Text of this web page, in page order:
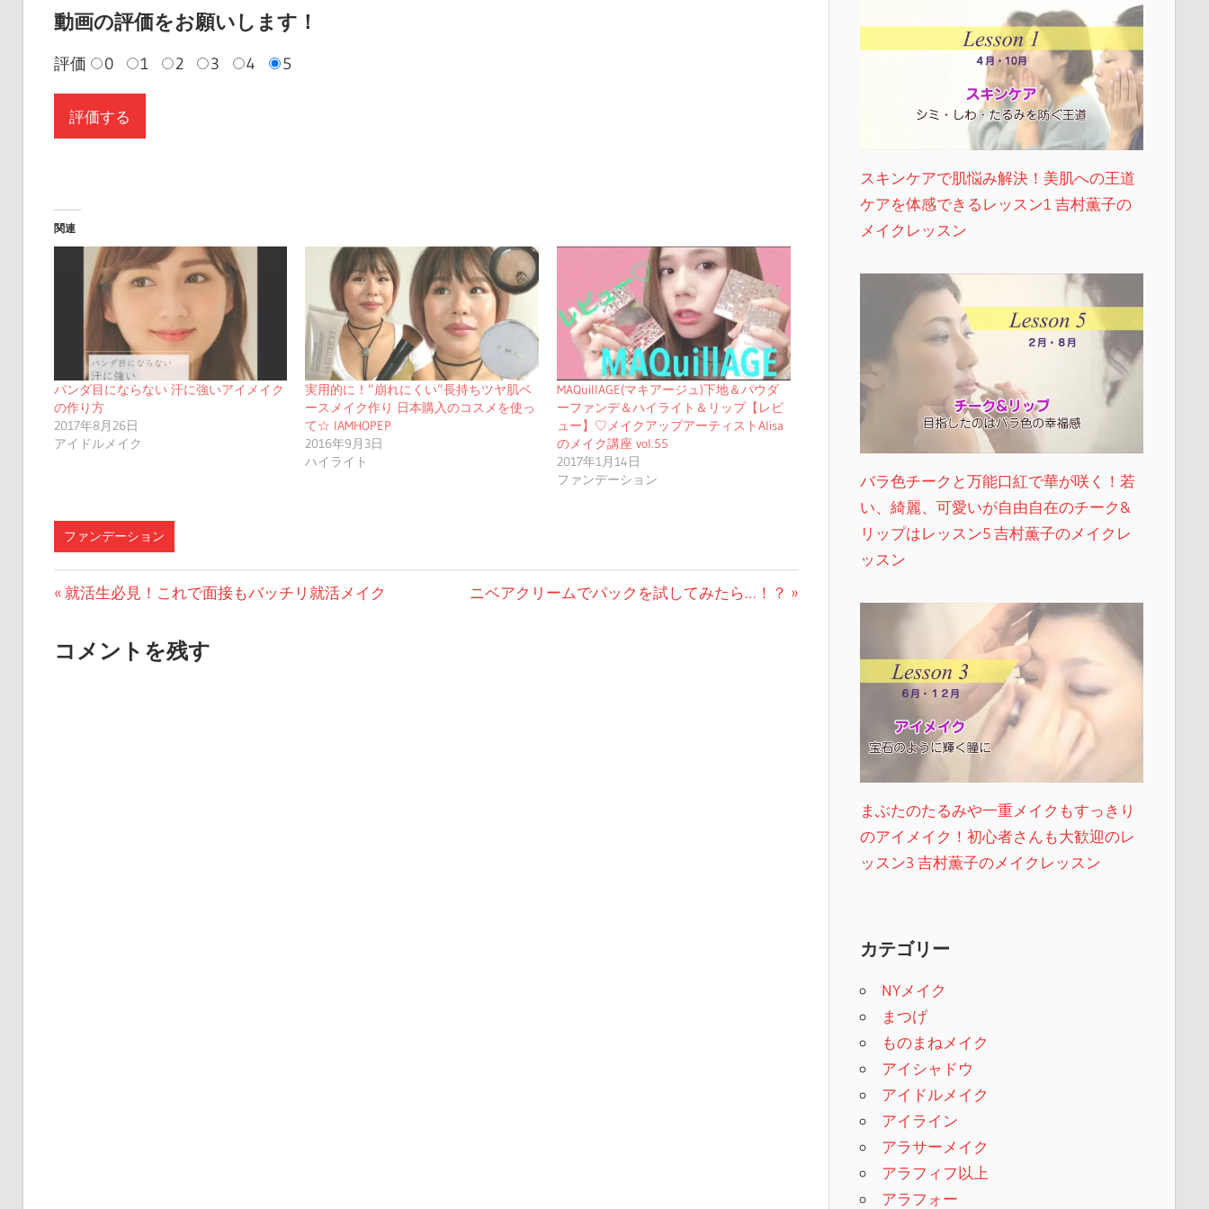
動画の評価をお願いします！
評価 0 1 2 3 4 5
関連
パンダ目にならない 汗に強いアイメイク
の作り方
2017年8月26日
アイドルメイク
実用的に！”崩れにくい”長持ちツヤ肌ベ
ースメイク作り 日本購入のコスメを使っ
て☆ IAMHOPEP
2016年9月3日
ハイライト
MAQuillAGE(マキアージュ)下地＆パウダ
ーファンデ＆ハイライト＆リップ【レビ
ュー】♡メイクアップアーティストAlisa
のメイク講座 vol.55
2017年1月14日
ファンデーション
ファンデーション
投
ナ
前
投
就活生必見！これで面接もバッチリ就活メイク
次
ニベアクリームでパックを試してみたら…！？
コメントを残す
スキンケアで肌悩み解決！美肌への王道
ケアを体感できるレッスン1 吉村薫子の
メイクレッスン
バラ色チークと万能口紅で華が咲く！若
い、綺麗、可愛いが自由自在のチーク&
リップはレッスン5 吉村薫子のメイクレ
ッスン
まぶたのたるみや一重メイクもすっきり
のアイメイク！初心者さんも大歓迎のレ
ッスン3 吉村薫子のメイクレッスン
カテゴリー
NYメイク
まつげ
ものまねメイク
アイシャドウ
アイドルメイク
アイライン
アラサーメイク
アラフィフ以上
アラフォー